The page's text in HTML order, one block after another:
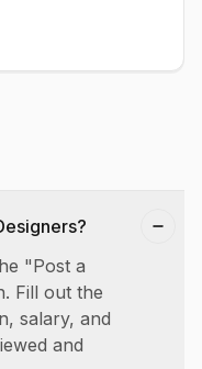
"Post a
Fill out the
salary, and
and